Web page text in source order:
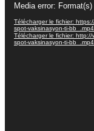
vidéo
Media error:
Télécharger le fichier:
spot-vaksinasyon-ti-
Télécharger le fichier:
spot-vaksinasyon-ti-